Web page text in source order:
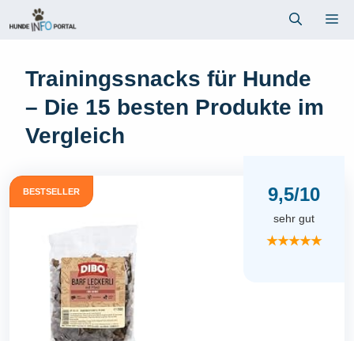
Inhalt
Trainingssnacks für Hunde
– Die 15 besten Produkte im
Vergleich
BESTSELLER 9,5/10
sehr gut
★★★★★